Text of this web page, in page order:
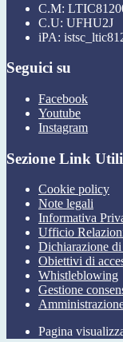
C.M:
C.U: UFHU2J
iPA:
Seguici su
Facebook
Youtube
Instagram
Sezione Link Utili
Cookie policy
Note legali
Informativa
Ufficio
Dichiarazione
Obiettivi di
Whistleblowing
Gestione
Pagina